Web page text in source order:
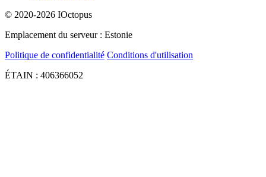
© 2020-2026 IOctopus
Emplacement du serveur : Estonie
Politique de confidentialité Conditions d'utilisation
ÉTAIN : 406366052